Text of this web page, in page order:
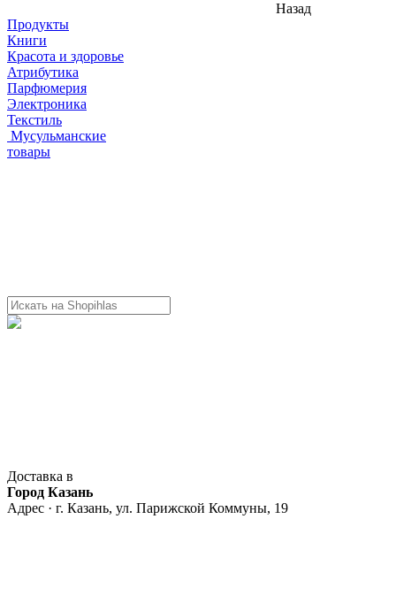
Назад
Продукты
Книги
Красота и здоровье
Атрибутика
Парфюмерия
Электроника
Текстиль
Мусульманские
товары
Доставка в
Город Казань
Адрес · г. Казань, ул. Парижской Коммуны, 19